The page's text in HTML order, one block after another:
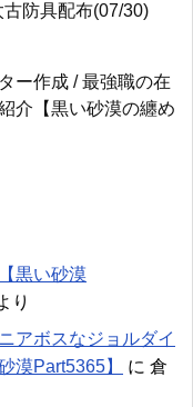
防具配布(07/30)
ー作成 / 最強職の在
介【黒い砂漠の纏め
黒い砂漠
り
アボスなジョルダイ
漠Part5365】
に 倉